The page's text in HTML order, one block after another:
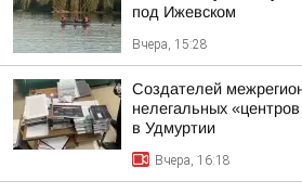
под Ижевском
Вчера, 15:28
Создателей
нелегальных
в Удмуртии
Вчера, 16:18